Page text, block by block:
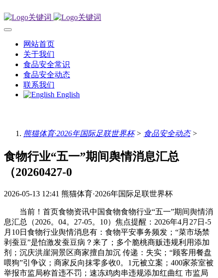
网站首页
关于我们
食品安全常识
食品安全动态
联系我们
English
熊猫体育·2026年国际足联世界杯> 食品安全动态>
食物行业“五一”期间舆情消息汇总
（20260427-0
2026-05-13 12:41 熊猫体育·2026年国际足联世界杯
当前！首页食物资讯中国食物食物行业“五一”期间舆情消
息汇总（2026。04。27-05。10）焦点提醒：2026年4月27日-5
月10日食物行业舆情消息有：食物平安事务频发；“菜市场禁
剥蚕豆”是怕激发蚕豆病？来了；多个脆桃商贩违规利用添加
剂；沉庆洪崖洞景区商家擅自加沉 传递：失实；“顾客用餐盘
喂狗”引争议；商家反向抹零多收0。1元被立案；400家茶室被
举报市监局称首违不罚；速冻鸡肉串违规添加红曲红 市监局